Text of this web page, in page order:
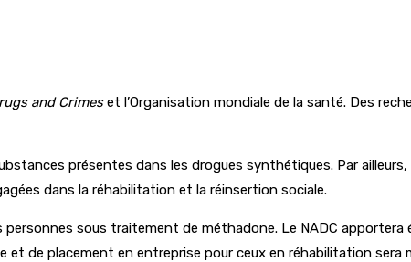
and Crimeset l’Organisation mondiale de la santé. Des
présentes dans les drogues synthétiques. Par ailleurs,
dans la réhabilitation et la réinsertion sociale.
sous traitement de méthadone. Le NADC apportera
de placement en entreprise pour ceux en réhabilitation sera